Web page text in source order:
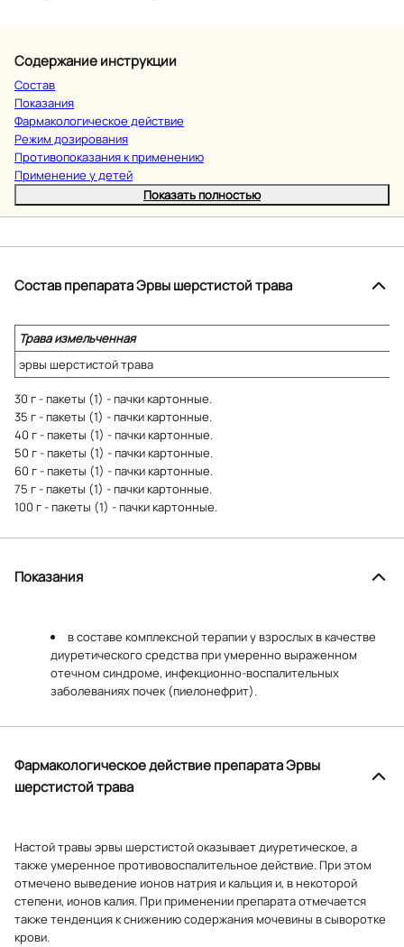
Содержание инструкции
Состав
Показания
Фармакологическое действие
Режим дозирования
Противопоказания к применению
Применение у детей
Показать полностью
Состав препарата Эрвы шерстистой трава
Трава измельченная
эрвы шерстистой трава
30 г - пакеты (1) - пачки картонные.
35 г - пакеты (1) - пачки картонные.
40 г - пакеты (1) - пачки картонные.
50 г - пакеты (1) - пачки картонные.
60 г - пакеты (1) - пачки картонные.
75 г - пакеты (1) - пачки картонные.
100 г - пакеты (1) - пачки картонные.
Показания
в составе комплексной терапии у взрослых в качестве
диуретического средства при умеренно выраженном
отечном синдроме, инфекционно-воспалительных
заболеваниях почек (пиелонефрит).
Фармакологическое действие препарата Эрвы
шерстистой трава
Настой травы эрвы шерстистой оказывает диуретическое, а
также умеренное противовоспалительное действие. При этом
отмечено выведение ионов натрия и кальция и, в некоторой
степени, ионов калия. При применении препарата отмечается
также тенденция к снижению содержания мочевины в сыворотке
крови.